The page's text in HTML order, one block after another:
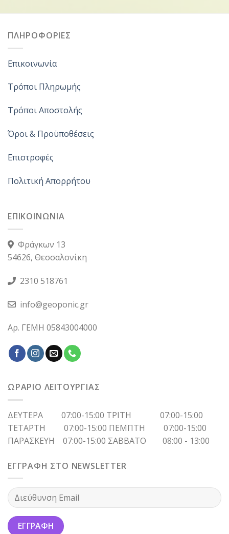
ΠΛΗΡΟΦΟΡΙΕΣ
Επικοινωνία
Τρόποι Πληρωμής
Τρόποι Αποστολής
Όροι & Προϋποθέσεις
Επιστροφές
Πολιτική Απορρήτου
ΕΠΙΚΟΙΝΩΝΙΑ
Φράγκων 13
54626, Θεσσαλονίκη
2310 518761
info@geoponic.gr
Αρ. ΓΕΜΗ 05843004000
ΩΡΑΡΙΟ ΛΕΙΤΟΥΡΓΙΑΣ
ΔΕΥΤΕΡΑ 07:00-15:00 ΤΡΙΤΗ 07:00-15:00
ΤΕΤΑΡΤΗ 07:00-15:00 ΠΕΜΠΤΗ 07:00-15:00
ΠΑΡΑΣΚΕΥΗ 07:00-15:00 ΣΑΒΒΑΤΟ 08:00 - 13:00
ΕΓΓΡΑΦΗ ΣΤΟ NEWSLETTER